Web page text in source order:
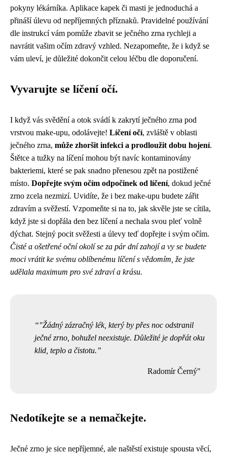
pokyny lékárníka. Aplikace kapek či masti je jednoduchá a
přináší úlevu od nepříjemných příznaků. Pravidelné používání
dle instrukcí vám pomůže zbavit se ječného zrna rychleji a
navrátit vašim očím zdravý vzhled. Nezapomeňte, že i když se
vám uleví, je důležité dokončit celou léčbu dle doporučení.
Vyvarujte se líčení očí.
I když vás svědění a otok svádí k zakrytí ječného zrna pod
vrstvou make-upu, odolávejte! Líčení očí, zvláště v oblasti
ječného zrna, může zhoršit infekci a prodloužit dobu hojení.
Štětce a tužky na líčení mohou být navíc kontaminovány
bakteriemi, které se pak snadno přenesou zpět na postižené
místo. Dopřejte svým očím odpočinek od líčení, dokud ječné
zrno zcela nezmizí. Uvidíte, že i bez make-upu budete zářit
zdravím a svěžestí. Vzpomeňte si na to, jak skvěle jste se cítila,
když jste si dopřála den bez líčení a nechala svou pleť volně
dýchat. Stejný pocit svěžesti a úlevy teď dopřejte i svým očím.
Čisté a ošetřené oční okolí se za pár dní zahojí a vy se budete
moci vrátit ke svému oblíbenému líčení s vědomím, že jste
udělala maximum pro své zdraví a krásu.
"Žádný zázračný lék, který by přes noc odstranil
ječné zrno, bohužel neexistuje. Důležité je dopřát oku
klid, teplo a čistotu.
Radomír Černý"
Nedotíkejte se a nemačkejte.
Ječné zrno je sice nepříjemné, ale naštěstí existuje spousta věcí,